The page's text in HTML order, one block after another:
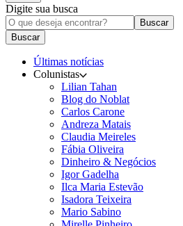
Digite sua busca
Buscar
Buscar
Últimas notícias
Colunistas
Lilian Tahan
Blog do Noblat
Carlos Carone
Andreza Matais
Claudia Meireles
Fábia Oliveira
Dinheiro & Negócios
Igor Gadelha
Ilca Maria Estevão
Isadora Teixeira
Mario Sabino